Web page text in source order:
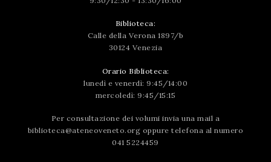
Biblioteca:
Calle della Verona 1897/b
30124 Venezia
Orario Biblioteca:
lunedì e venerdì: 9:45/14:00
mercoledì: 9:45/15:15
Per consultazione dei volumi invia una mail a
biblioteca@ateneoveneto.org oppure telefona al numero
041 5224459